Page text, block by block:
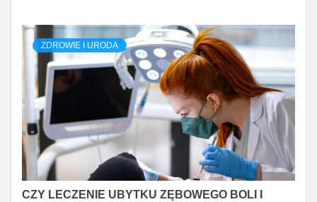
ZDROWIE I URODA
CZY LECZENIE UBYTKU ZĘBOWEGO BOLI I